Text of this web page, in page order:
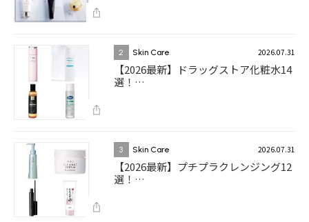
2 Skin Care 2026.07.31
【2026最新】ドラッグストア化粧水14
選！…
3 Skin Care 2026.07.31
【2026最新】プチプラクレンジング12
選！…